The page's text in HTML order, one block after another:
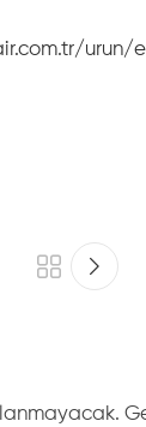
urun/